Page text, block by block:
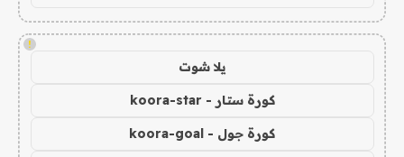
!
يلا شوت
كورة ستار - koora-star
كورة جول - koora-goal